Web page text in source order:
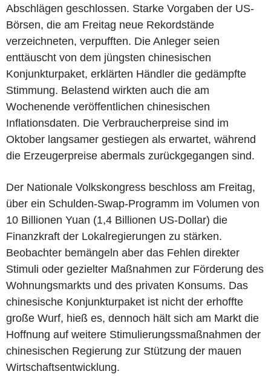
Abschlägen geschlossen. Starke Vorgaben der US-
Börsen, die am Freitag neue Rekordstände
verzeichneten, verpufften. Die Anleger seien
enttäuscht von dem jüngsten chinesischen
Konjunkturpaket, erklärten Händler die gedämpfte
Stimmung. Belastend wirkten auch die am
Wochenende veröffentlichen chinesischen
Inflationsdaten. Die Verbraucherpreise sind im
Oktober langsamer gestiegen als erwartet, während
die Erzeugerpreise abermals zurückgegangen sind.
Der Nationale Volkskongress beschloss am Freitag,
über ein Schulden-Swap-Programm im Volumen von
10 Billionen Yuan (1,4 Billionen US-Dollar) die
Finanzkraft der Lokalregierungen zu stärken.
Beobachter bemängeln aber das Fehlen direkter
Stimuli oder gezielter Maßnahmen zur Förderung des
Wohnungsmarkts und des privaten Konsums. Das
chinesische Konjunkturpaket ist nicht der erhoffte
große Wurf, hieß es, dennoch hält sich am Markt die
Hoffnung auf weitere Stimulierungssmaßnahmen der
chinesischen Regierung zur Stützung der mauen
Wirtschaftsentwicklung.